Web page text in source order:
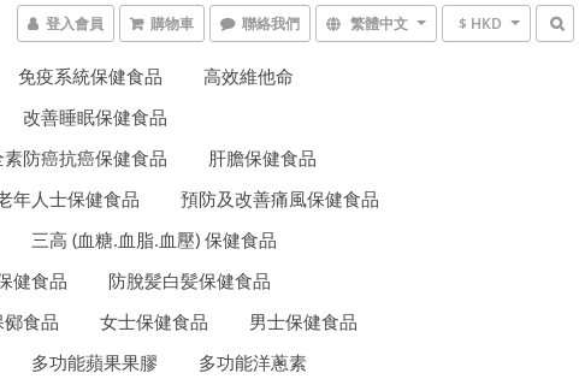
登入會員 購物車 聯絡我們 繁體中文 $ HKD
免疫系統保健食品
高效維他命
改善睡眠保健食品
素防癌抗癌保健食品
肝膽保健食品
年人士保健食品
預防及改善痛風保健食品
三高 (血糖.血脂.血壓) 保健食品
健食品
防脫髪白髪保健食品
食品 女士保健食品
男士保健食品
多功能蘋果果膠
多功能洋蔥素